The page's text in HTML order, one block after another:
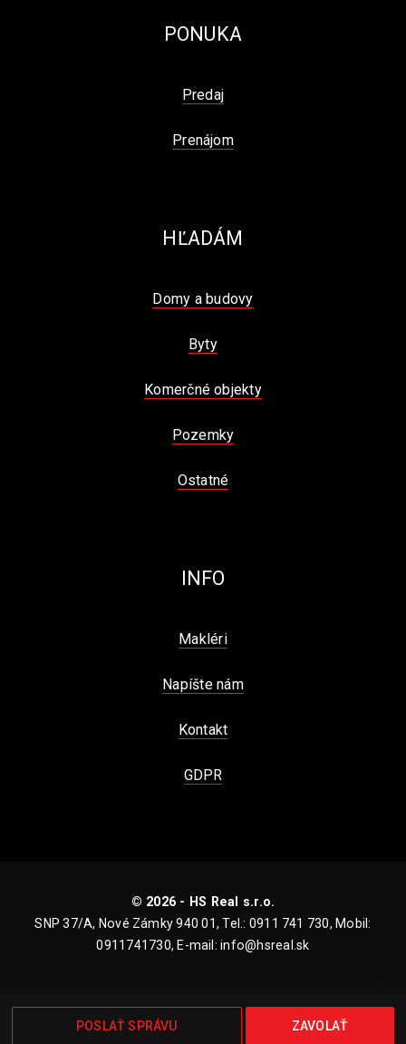
POSLAŤ SPRÁVU ZAVOLAŤ
PONUKA
Predaj
Prenájom
HĽADÁM
Domy a budovy
Byty
Komerčné objekty
Pozemky
Ostatné
INFO
Makléri
Napíšte nám
Kontakt
GDPR
© 2026 - HS Real s.r.o.
SNP 37/A, Nové Zámky 940 01, Tel.: 0911 741 730, Mobil:
0911741730, E-mail: info@hsreal.sk